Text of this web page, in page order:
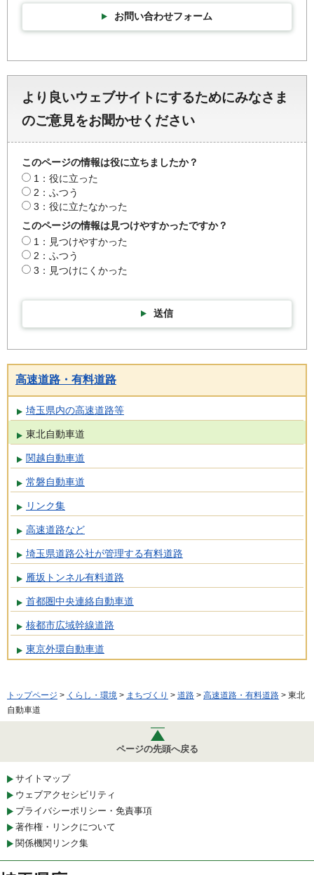
お問い合わせフォーム
より良いウェブサイトにするためにみなさま
のご意見をお聞かせください
このページの情報は役に立ちましたか？
1：役に立った
2：ふつう
3：役に立たなかった
このページの情報は見つけやすかったですか？
1：見つけやすかった
2：ふつう
3：見つけにくかった
送信
高速道路・有料道路
埼玉県内の高速道路等
東北自動車道
関越自動車道
常磐自動車道
リンク集
高速道路など
埼玉県道路公社が管理する有料道路
雁坂トンネル有料道路
首都圏中央連絡自動車道
核都市広域幹線道路
東京外環自動車道
トップページ > くらし・環境 > まちづくり > 道路 > 高速道路・有料道路 > 東北
自動車道
ページの先頭へ戻る
サイトマップ
ウェブアクセシビリティ
プライバシーポリシー・免責事項
著作権・リンクについて
関係機関リンク集